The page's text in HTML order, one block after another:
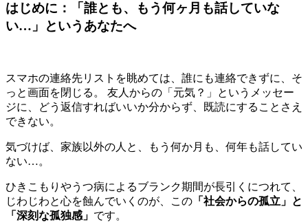
はじめに：「誰とも、もう何ヶ月も話していな
い…」というあなたへ
スマホの連絡先リストを眺めては、誰にも連絡できずに、そ
っと画面を閉じる。 友人からの「元気？」というメッセー
ジに、どう返信すればいいか分からず、既読にすることさえ
できない。
気づけば、家族以外の人と、もう何か月も、何年も話してい
ない…。
ひきこもりやうつ病によるブランク期間が長引くにつれて、
じわじわと心を蝕んでいくのが、この 「社会からの孤立」と
「深刻な孤独感」 です。